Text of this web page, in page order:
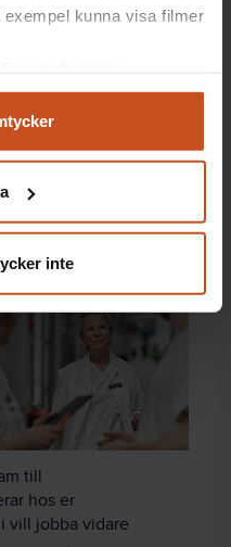
kunna visa filmer
visa riktad information
godkännande genom att
inte
till
hos er
vill jobba vidare